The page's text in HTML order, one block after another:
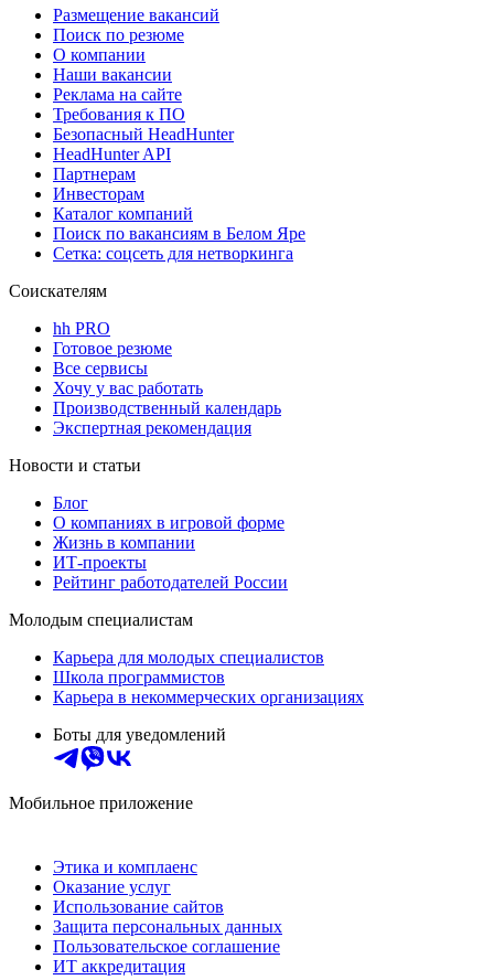
Размещение вакансий
Поиск по резюме
О компании
Наши вакансии
Реклама на сайте
Требования к ПО
Безопасный HeadHunter
HeadHunter API
Партнерам
Инвесторам
Каталог компаний
Поиск по вакансиям в Белом Яре
Сетка: соцсеть для нетворкинга
Соискателям
hh PRO
Готовое резюме
Все сервисы
Хочу у вас работать
Производственный календарь
Экспертная рекомендация
Новости и статьи
Блог
О компаниях в игровой форме
Жизнь в компании
ИТ-проекты
Рейтинг работодателей России
Молодым специалистам
Карьера для молодых специалистов
Школа программистов
Карьера в некоммерческих организациях
Боты для уведомлений
Мобильное приложение
Этика и комплаенс
Оказание услуг
Использование сайтов
Защита персональных данных
Пользовательское соглашение
ИТ аккредитация